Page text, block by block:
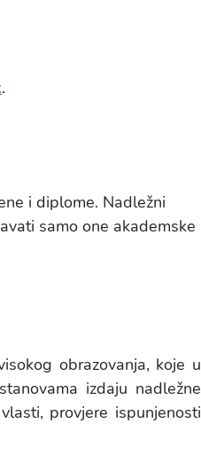
.
i diplome. Nadležni
samo one akademske
obrazovanja, koje u
izdaju nadležne
provjere ispunjenosti